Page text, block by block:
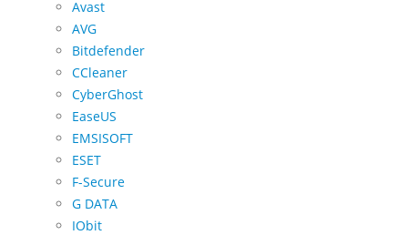
Avast
AVG
Bitdefender
CCleaner
CyberGhost
EaseUS
EMSISOFT
ESET
F-Secure
G DATA
IObit